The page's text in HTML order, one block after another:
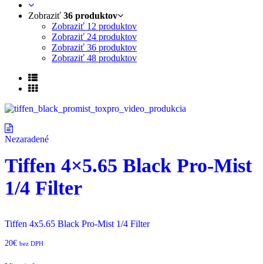
Zobraziť 36 produktov
Zobraziť 12 produktov
Zobraziť 24 produktov
Zobraziť 36 produktov
Zobraziť 48 produktov
Nezaradené
Tiffen 4×5.65 Black Pro-Mist
1/4 Filter
Tiffen 4x5.65 Black Pro-Mist 1/4 Filter
20€ bez DPH